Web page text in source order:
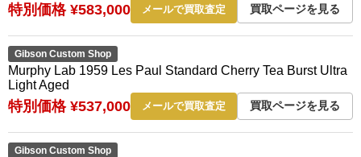
特別価格 ¥583,000 メールで買取査定 買取ページを見る
Gibson Custom Shop
Murphy Lab 1959 Les Paul Standard Cherry Tea Burst Ultra
Light Aged
特別価格 ¥537,000 メールで買取査定 買取ページを見る
Gibson Custom Shop